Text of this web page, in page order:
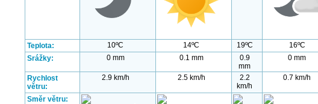
Teplota: 10ºC 14ºC 19ºC
16ºC
Srážky:
0 mm 0.1 mm
0.9
mm
0 mm
Rychlost
větru:
2.9 km/h 2.5 km/h
2.2
km/h
0.7 km/h
Směr větru: